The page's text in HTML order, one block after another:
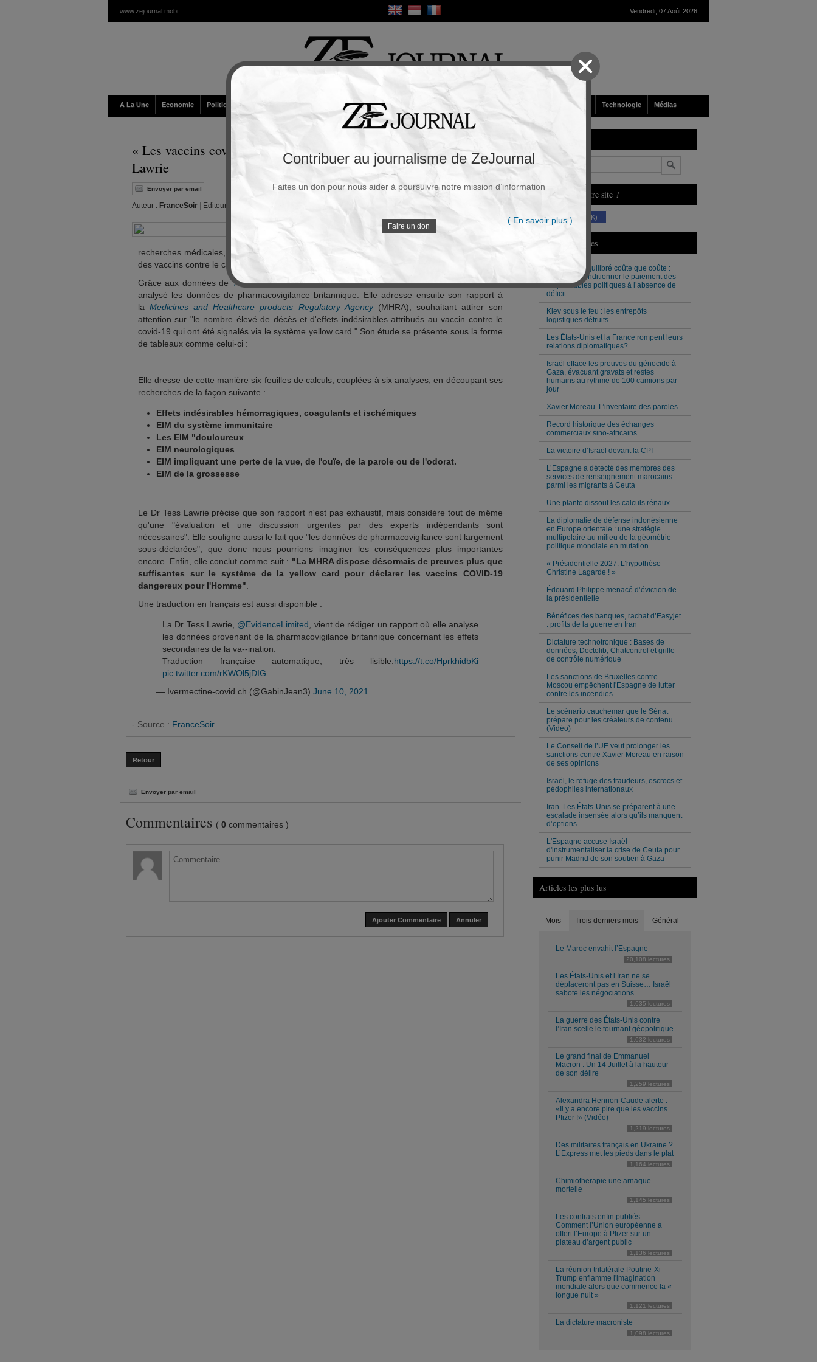
www.zejournal.mobi Vendredi, 07 Août 2026
A La Une Economie Politique / Géopolitique Religion Sport France / Europe Société Technologie Médias
« Les vaccins covid-19 sont dangereux pour l'Homme » Dr Tess
Lawrie
Envoyer par email Souscrire à la newsletter
Auteur : FranceSoir Editeur :
The Evidence-Based Medicine
Consultancy
recherches médicales, le Dr Tess Lawrie a rendu public un rapport sur les effets secondaires
des vaccins contre le covid-19.
Grâce aux données deYellow Card, un système comparable à celui d'EudraVigilance, elle a
analysé les données de pharmacovigilance britannique. Elle adresse ensuite son rapport à
laMedicines and Healthcare products Regulatory Agency(MHRA), souhaitant attirer son
attention sur "le nombre élevé de décès et d'effets indésirables attribués au vaccin contre le
covid-19 qui ont été signalés via le système yellow card." Son étude se présente sous la forme
de tableaux comme celui-ci :
Elle dresse de cette manière six feuilles de calculs, couplées à six analyses, en découpant ses
recherches de la façon suivante :
Effets indésirables hémorragiques, coagulants et ischémiques
EIM du système immunitaire
Les EIM "douloureux
EIM neurologiques
EIM impliquant une perte de la vue, de l'ouïe, de la parole ou de l'odorat.
EIM de la grossesse
Le Dr Tess Lawrie précise que son rapport n'est pas exhaustif, mais considère tout de même
qu'une "évaluation et une discussion urgentes par des experts indépendants sont
nécessaires". Elle souligne aussi le fait que "les données de pharmacovigilance sont largement
sous-déclarées", que donc nous pourrions imaginer les conséquences plus importantes
encore. Enfin, elle conclut comme suit : "La MHRA dispose désormais de preuves plus que
suffisantes sur le système de la yellow card pour déclarer les vaccins COVID-19
dangereux pour l'Homme"
Une traduction en français est aussi disponible :
La Dr Tess Lawrie, @EvidenceLimited , vient de rédiger un rapport où elle analyse
les données provenant de la pharmacovigilance britannique concernant les effets
secondaires de la va--ination.
Traduction française automatique, très lisible:https://t.co/HprkhidbKi
pic.twitter.com/rKWOl5jDIG
— Ivermectine-covid.ch (@GabinJean3) June 10, 2021
- Source : FranceSoir
Retour
Envoyer par email
Commentaires ( 0 commentaires )
Ajouter Commentaire Annuler
Vous aimez notre site ?
(230 K)
Derniers Articles
Un budget équilibré coûte que coûte :
Milei veut conditionner le paiement des
responsables politiques à l’absence de
déficit
Kiev sous le feu : les entrepôts
logistiques détruits
Les États-Unis et la France rompent leurs
relations diplomatiques?
Israël efface les preuves du génocide à
Gaza, évacuant gravats et restes
humains au rythme de 100 camions par
jour
Xavier Moreau. L’inventaire des paroles
Record historique des échanges
commerciaux sino-africains
La victoire d’Israël devant la CPI
L’Espagne a détecté des membres des
services de renseignement marocains
parmi les migrants à Ceuta
Une plante dissout les calculs rénaux
La diplomatie de défense indonésienne
en Europe orientale : une stratégie
multipolaire au milieu de la géométrie
politique mondiale en mutation
« Présidentielle 2027. L’hypothèse
Christine Lagarde ! »
Édouard Philippe menacé d’éviction de
la présidentielle
Bénéfices des banques, rachat d’Easyjet
: profits de la guerre en Iran
Dictature technotronique : Bases de
données, Doctolib, Chatcontrol et grille
de contrôle numérique
Les sanctions de Bruxelles contre
Moscou empêchent l'Espagne de lutter
contre les incendies
Le scénario cauchemar que le Sénat
prépare pour les créateurs de contenu
(Vidéo)
Le Conseil de l’UE veut prolonger les
sanctions contre Xavier Moreau en raison
de ses opinions
Israël, le refuge des fraudeurs, escrocs et
pédophiles internationaux
Iran. Les États-Unis se préparent à une
escalade insensée alors qu’ils manquent
d’options
L'Espagne accuse Israël
d'instrumentaliser la crise de Ceuta pour
punir Madrid de son soutien à Gaza
Articles les plus lus
Mois Trois derniers mois Général
Le Maroc envahit l’Espagne
20,108 lectures
Les États-Unis et l’Iran ne se
déplaceront pas en Suisse… Israël
sabote les négociations
1,635 lectures
La guerre des États-Unis contre
l’Iran scelle le tournant géopolitique
1,632 lectures
Le grand final de Emmanuel
Macron : Un 14 Juillet à la hauteur
de son délire
1,259 lectures
Alexandra Henrion-Caude alerte :
«Il y a encore pire que les vaccins
Pfizer !» (Vidéo)
1,219 lectures
Des militaires français en Ukraine ?
L’Express met les pieds dans le plat
1,164 lectures
Chimiotherapie une arnaque
mortelle
1,145 lectures
Les contrats enfin publiés :
Comment l’Union européenne a
offert l’Europe à Pfizer sur un
plateau d’argent public
1,136 lectures
La réunion trilatérale Poutine-Xi-
Trump enflamme l'imagination
mondiale alors que commence la «
longue nuit »
1,121 lectures
La dictature macroniste
1,098 lectures
Contribuer au journalisme de ZeJournal
Faites un don pour nous aider à poursuivre notre mission d’information
Faire un don
( En savoir plus )